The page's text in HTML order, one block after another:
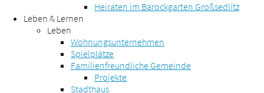
Heiraten im Barockgarten Großsedlitz
Leben & Lernen
Leben
Wohnungsunternehmen
Spielplätze
Familienfreundliche Gemeinde
Projekte
Stadthaus